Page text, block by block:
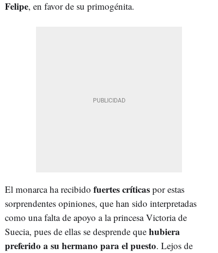
Felipe, en favor de su primogénita.
El monarca ha recibido fuertes críticas por estas
sorprendentes opiniones, que han sido interpretadas
como una falta de apoyo a la princesa Victoria de
Suecia, pues de ellas se desprende que hubiera
preferido a su hermano para el puesto. Lejos de